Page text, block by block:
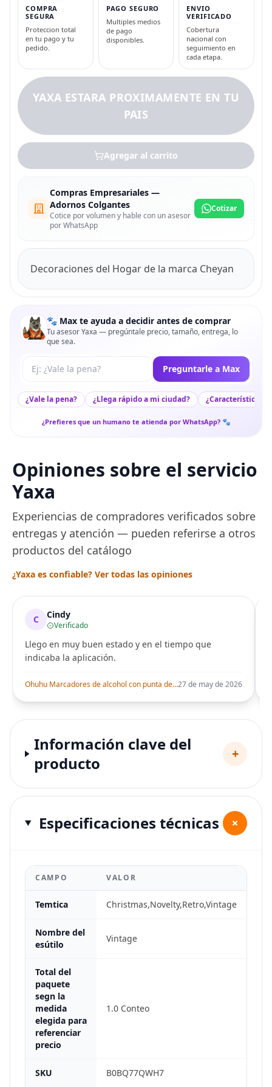
COMPRA
SEGURA
Proteccion total
en tu pago y tu
pedido.
PAGO SEGURO
Multiples medios
de pago
disponibles.
ENVIO
VERIFICADO
Cobertura
nacional con
seguimiento en
cada etapa.
YAXA ESTARA PROXIMAMENTE EN TU
PAIS
Agregar al carrito
Compras Empresariales —
Adornos Colgantes
Cotice por volumen y hable con un asesor
por WhatsApp
Cotizar
Decoraciones del Hogar de la marca Cheyan
🐾 Max te ayuda a decidir antes de comprar
Tu asesor Yaxa — pregúntale precio, tamaño, entrega, lo
que sea.
Tu pregunta a Max Preguntarle a Max
¿Vale la pena? ¿Llega rápido a mi ciudad? ¿Características
¿Prefieres que un humano te atienda por WhatsApp? 🐾
Opiniones sobre el servicio
Yaxa
Experiencias de compradores verificados sobre
entregas y atención — pueden referirse a otros
productos del catálogo
¿Yaxa es confiable? Ver todas las opiniones
C Cindy
Verificado
Llego en muy buen estado y en el tiempo que
indicaba la aplicación.
Ohuhu Marcadores de alcohol con punta de pincel – Juego de marcadores artísticos de doble punta con certificación AP para artistas adultos27 de may de 2026
Información clave del
producto
+
Especificaciones técnicas +
CAMPO VALOR
Temtica Christmas,Novelty,Retro,Vintage
Nombre del
esútilo
Vintage
Total del
paquete
segn la
medida
elegida para
referenciar
precio
1.0 Conteo
SKU B0BQ77QWH7